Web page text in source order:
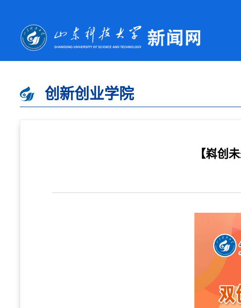
创新创业学院
【嵙创